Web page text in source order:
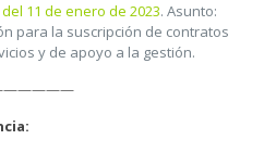
11 de enero de 2023. Asunto:
para la suscripción de contratos
y de apoyo a la gestión.